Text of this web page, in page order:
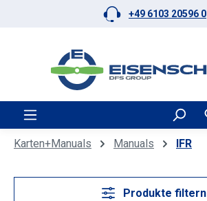
Zum Hauptinhalt springen+49 6103 20596 0
Karten+Manuals Manuals IFR
Produkte filtern